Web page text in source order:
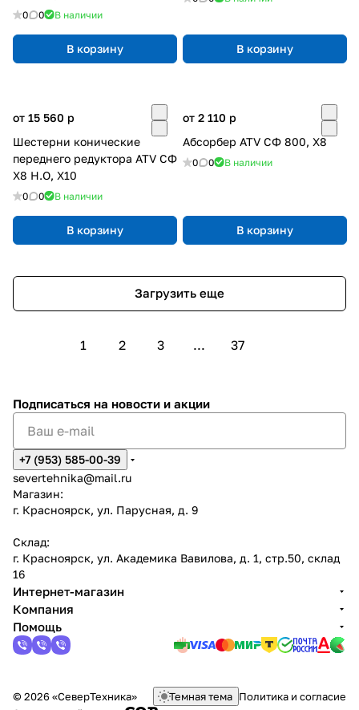
0 0 В наличии
В корзину В корзину
от 15 560 p
Шестерни конические
переднего редуктора ATV СФ
X8 H.O, X10
0 0 В наличии
В корзину
от 2 110 p
Абсорбер ATV СФ 800, X8
0 0 В наличии
В корзину
Загрузить еще
1 2 3 ... 37
Подписаться на новости и акции
+7 (953) 585-00-39
severtehnika@mail.ru
Магазин:
г. Красноярск, ул. Парусная, д. 9
Склад:
г. Красноярск, ул. Академика Вавилова, д. 1, стр.50, склад
16
Интернет-магазин
Компания
Помощь
© 2026 «СеверТехника» Темная тема Политика и согласие